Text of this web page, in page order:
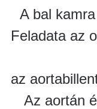
A bal
Feladata az
az
Az aortán